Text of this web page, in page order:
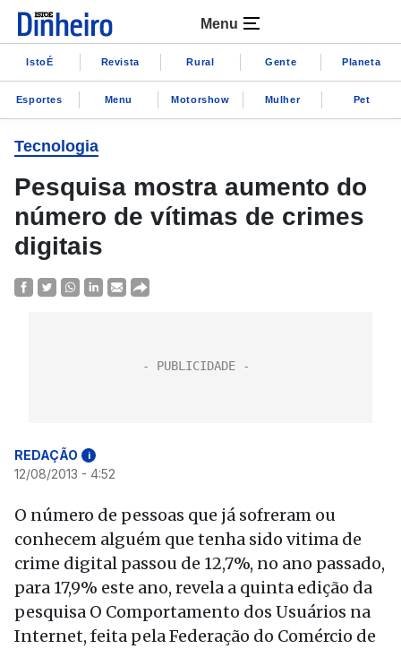
Menu
IstoÉ Revista Rural Gente Planeta
Esportes Menu Motorshow Mulher Pet
Tecnologia
Pesquisa mostra aumento do
número de vítimas de crimes
digitais
REDAÇÃO i
12/08/2013 - 4:52
O número de pessoas que já sofreram ou
conhecem alguém que tenha sido vitima de
crime digital passou de 12,7%, no ano passado,
para 17,9% este ano, revela a quinta edição da
pesquisa O Comportamento dos Usuários na
Internet, feita pela Federação do Comércio de